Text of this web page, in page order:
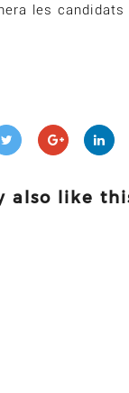
les
also like